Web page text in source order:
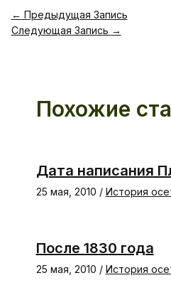
← Предыдущая Запись
Следующая Запись →
Похожие
Дата написания
25 мая, 2010 / История
После 1830 года
25 мая, 2010 / История